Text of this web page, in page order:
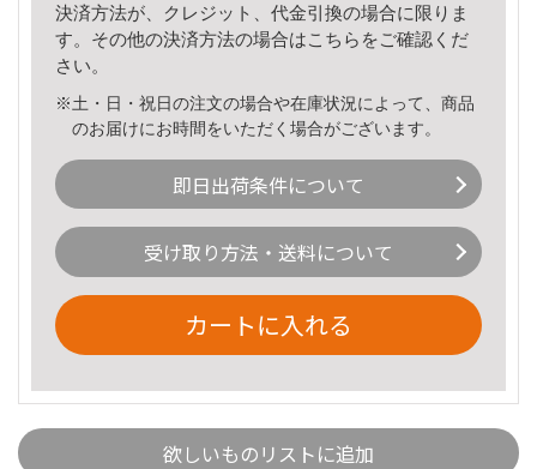
決済方法が、クレジット、代金引換の場合に限りま
す。その他の決済方法の場合はこちら をご確認くだ
さい。
※土・日・祝日の注文の場合や在庫状況によって、商品
のお届けにお時間をいただく場合がございます。
即日出荷条件について
受け取り方法・送料について
カートに入れる
欲しいものリストに追加